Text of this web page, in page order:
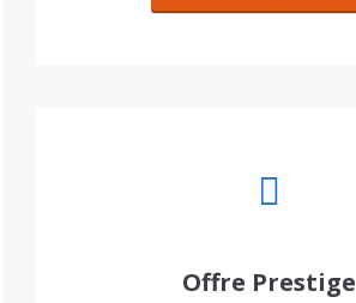
Offre Prestige